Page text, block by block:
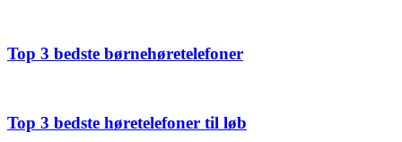
Top 3 bedste børnehøretelefoner
Top 3 bedste høretelefoner til løb